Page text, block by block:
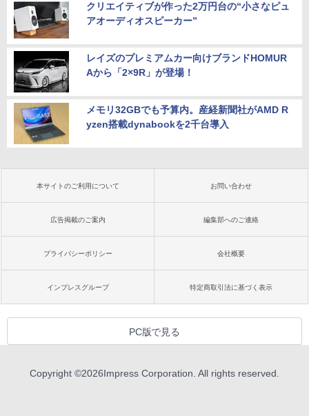
クリエイティブが作った2万円台の“小さなピュ
アオーディオスピーカー”
レイズのプレミアムカー向けブランドHOMUR
Aから「2×9R」が登場！
メモリ32GBでも予算内。産経新聞社がAMD R
yzen搭載dynabookを2千台導入
本サイトのご利用について お問い合わせ
広告掲載のご案内 編集部へのご連絡
プライバシーポリシー 会社概要
インプレスグループ 特定商取引法に基づく表示
PC版で見る
Copyright ©2026Impress Corporation. All rights reserved.